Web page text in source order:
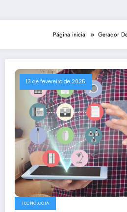
Página inicial Gerador
13 de fevereiro de 2025
TECNOLOGIA